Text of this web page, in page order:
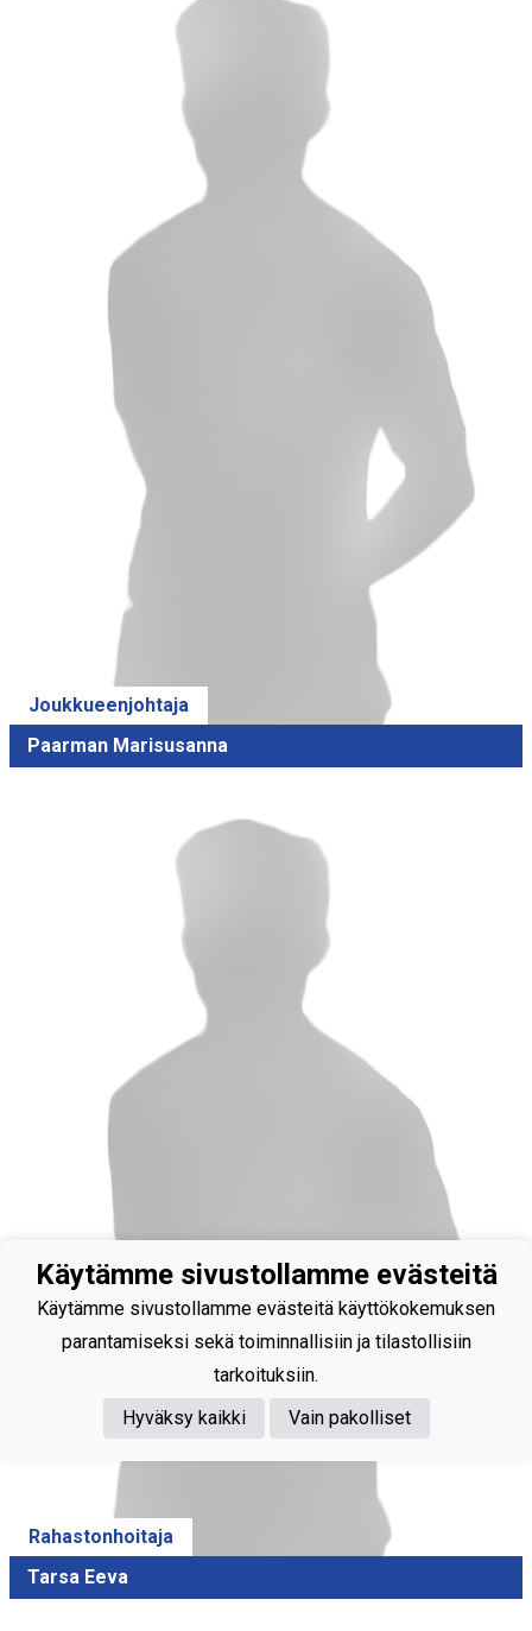
Joukkueenjohtaja
Paarman Marisusanna
Rahastonhoitaja
Tarsa Eeva
Käytämme sivustollamme evästeitä
Käytämme sivustollamme evästeitä käyttökokemuksen
parantamiseksi sekä toiminnallisiin ja tilastollisiin
tarkoituksiin.
Hyväksy kaikki
Vain pakolliset